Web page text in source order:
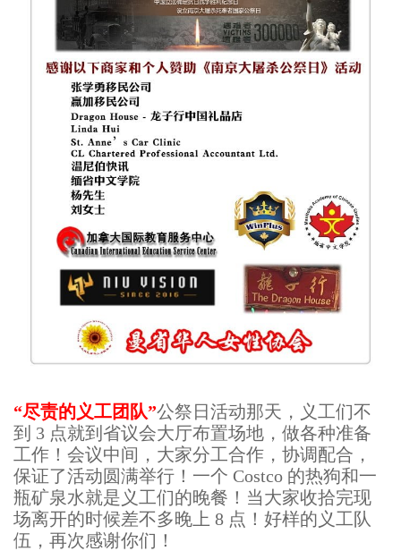
“尽责的义工团队”公祭日活动那天，义工们不
到 3 点就到省议会大厅布置场地，做各种准备
工作！会议中间，大家分工合作，协调配合，
保证了活动圆满举行！一个 Costco 的热狗和一
瓶矿泉水就是义工们的晚餐！当大家收拾完现
场离开的时候差不多晚上 8 点！好样的义工队
伍，再次感谢你们！